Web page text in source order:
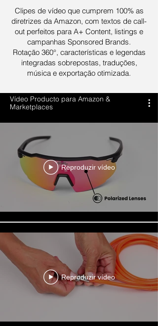
Clipes de vídeo que cumprem 100% as
diretrizes da Amazon, com textos de call-
out perfeitos para A+ Content, listings e
campanhas Sponsored Brands.
Rotação 360°, características e legendas
integradas sobrepostas, traduções,
música e exportação otimizada.
Vídeo Producto para Amazon &
Marketplaces
Reproduzir vídeo
Reproduzir vídeo